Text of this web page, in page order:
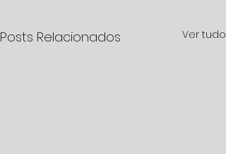
Posts Relacionados Ver tudo